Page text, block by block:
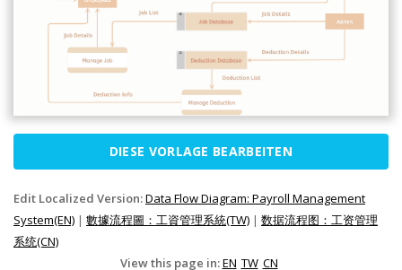
DIESE VORLAGE BEARBEITEN
Edit Localized Version:Data Flow Diagram: Payroll Management
System(EN) | 數據流程圖：工資管理系統(TW) | 数据流程图：工资管理
系统(CN)
View this page in:EN TW CN